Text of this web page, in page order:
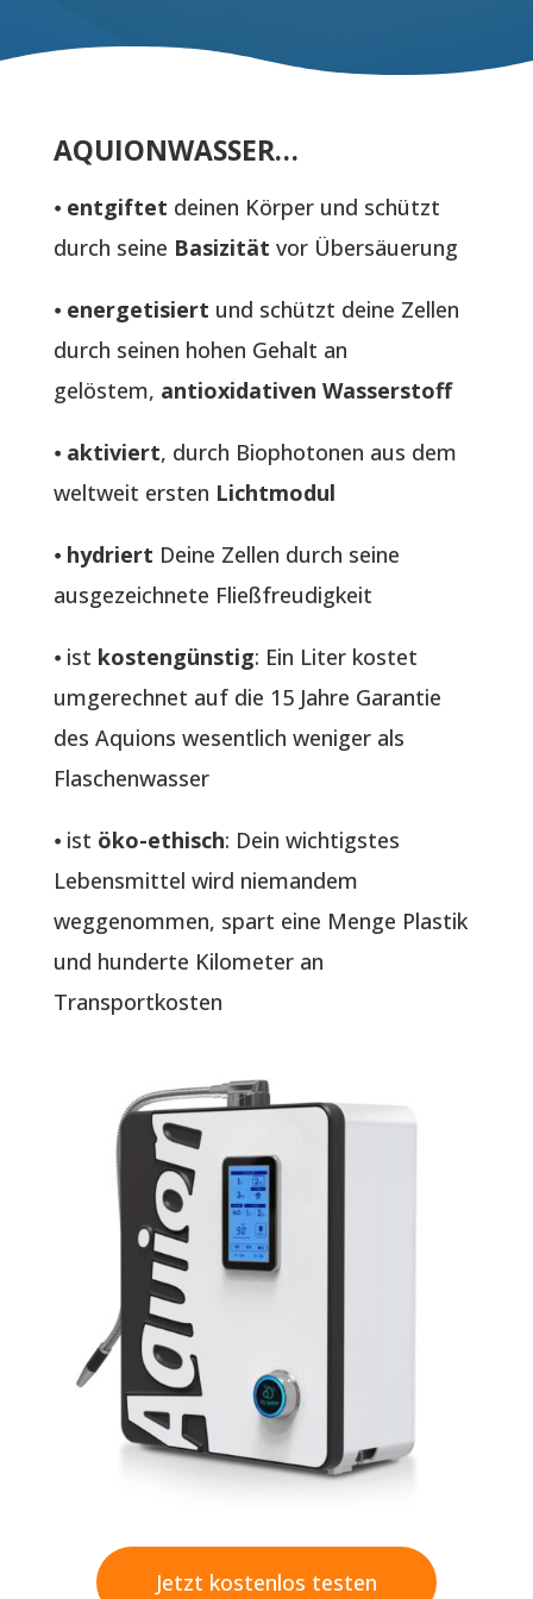
AQUIONWASSER…
⦁ entgiftet deinen Körper und schützt
durch seine Basizität vor Übersäuerung
⦁ energetisiert und schützt deine Zellen
durch seinen hohen Gehalt an
gelöstem, antioxidativen Wasserstoff
⦁ aktiviert, durch Biophotonen aus dem
weltweit ersten Lichtmodul
⦁ hydriert Deine Zellen durch seine
ausgezeichnete Fließfreudigkeit
⦁ ist kostengünstig: Ein Liter kostet
umgerechnet auf die 15 Jahre Garantie
des Aquions wesentlich weniger als
Flaschenwasser
⦁ ist öko-ethisch: Dein wichtigstes
Lebensmittel wird niemandem
weggenommen, spart eine Menge Plastik
und hunderte Kilometer an
Transportkosten
Jetzt kostenlos testen